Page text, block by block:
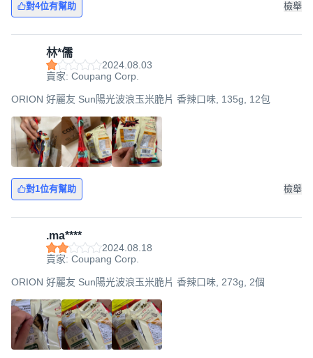
對4位有幫助 檢舉
林*儒
2024.08.03
賣家: Coupang Corp.
ORION 好麗友 Sun陽光波浪玉米脆片 香辣口味, 135g, 12包
對1位有幫助 檢舉
.ma****
2024.08.18
賣家: Coupang Corp.
ORION 好麗友 Sun陽光波浪玉米脆片 香辣口味, 273g, 2個